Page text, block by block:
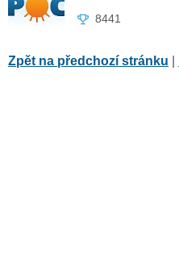
8441
Zpět na předchozí stránku